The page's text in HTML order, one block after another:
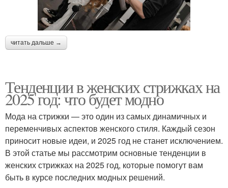
читать дальше →
Тенденции в женских стрижках на
2025 год: что будет модно
Мода на стрижки — это один из самых динамичных и
переменчивых аспектов женского стиля. Каждый сезон
приносит новые идеи, и 2025 год не станет исключением.
В этой статье мы рассмотрим основные тенденции в
женских стрижках на 2025 год, которые помогут вам
быть в курсе последних модных решений.